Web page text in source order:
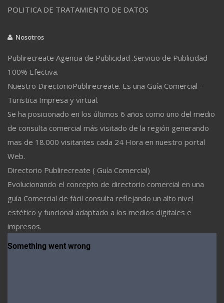
POLITICA DE TRATAMIENTO DE DATOS
Nosotros
Publirecreate Agencia de Publicidad .Servicio de Publicidad
100% Efectiva.
Nuestro DirectorioPublirecreate. Es una Guía Comercial -
Turistica Impresa y virtual.
Se ha posicionado en los últimos 6 años como uno del medio
de consulta comercial más visitado de la región generando
mas de 18.000 visitantes cada 24 Hora en nuestro portal
Web.
Directorio Publirecreate ( Guía Comercial)
Evolucionando el concepto de directorio comercial en una
guía Comercial de fácil consulta reflejando un alto nivel
estético y funcional adaptado a los medios digitales e
impresos.